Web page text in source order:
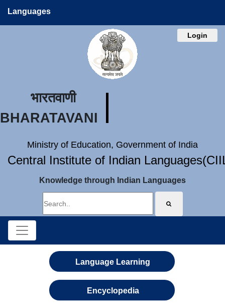
Languages
Login
भारतवाणी
BHARATAVANI
Ministry of Education, Government of India
Central Institute of Indian
Knowledge through Indian Languages
Language Learning
Encyclopedia